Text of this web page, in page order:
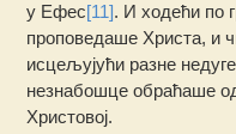
у Ефес[11]. И ходећи по
проповедаше Христа, и
исцељујући разне
незнабошце обраћаше
Христовој.